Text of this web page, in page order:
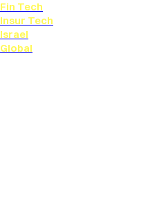
Fin Tech
Insur Tech
Israel
Global